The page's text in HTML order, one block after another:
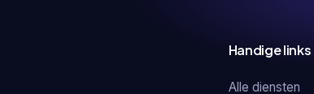
Handige links
Alle diensten